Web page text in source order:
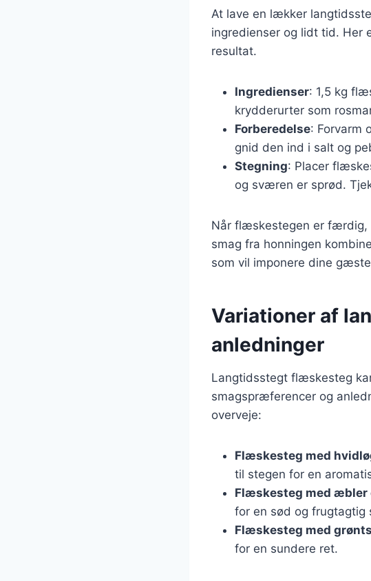
At lave en lækker
ingredienser og lidt tid. Her
resultat.
Ingredienser: 1,5 kg
krydderurter som
Forberedelse: Forvarm
gnid den ind i salt og
Stegning: Placer
og sværen er sprød.
Når flæskestegen er færdig,
smag fra honningen
som vil imponere dine
Variationer af
anledninger
Langtidsstegt flæskesteg
smagspræferencer og
overveje:
Flæskesteg med
til stegen for en
Flæskesteg med æbler
for en sød og frugtagtig
Flæskesteg med
for en sundere ret.